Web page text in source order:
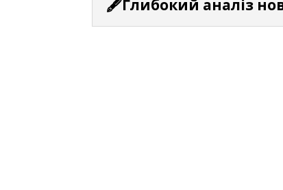
🖋️Глибокий аналіз